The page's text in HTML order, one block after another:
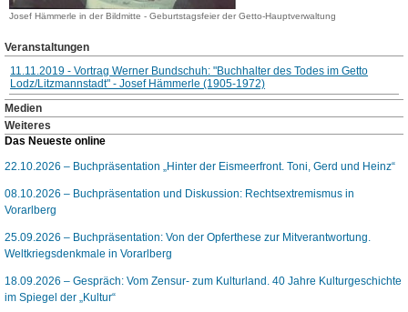
Josef Hämmerle in der Bildmitte - Geburtstagsfeier der Getto-Hauptverwaltung
Veranstaltungen
11.11.2019 - Vortrag Werner Bundschuh: "Buchhalter des Todes im Getto
Lodz/Litzmannstadt" - Josef Hämmerle (1905-1972)
Medien
Weiteres
Das Neueste online
22.10.2026 – Buchpräsentation „Hinter der Eismeerfront. Toni, Gerd und Heinz“
08.10.2026 – Buchpräsentation und Diskussion: Rechtsextremismus in
Vorarlberg
25.09.2026 – Buchpräsentation: Von der Opferthese zur Mitverantwortung.
Weltkriegsdenkmale in Vorarlberg
18.09.2026 – Gespräch: Vom Zensur- zum Kulturland. 40 Jahre Kulturgeschichte
im Spiegel der „Kultur“